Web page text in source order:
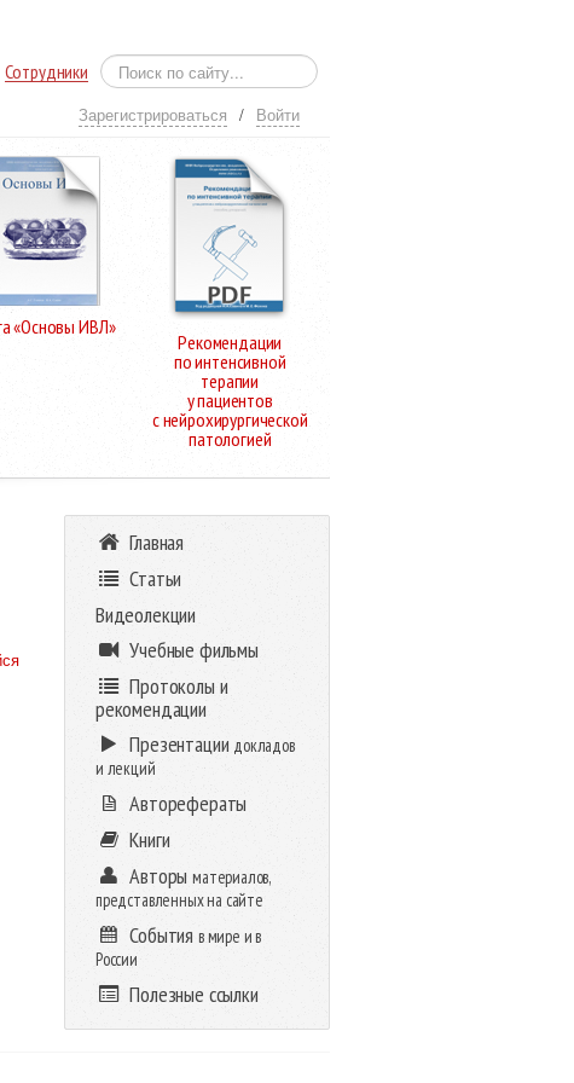
Сотрудники
Зарегистрироваться / Войти
«Основы ИВЛ»
Рекомендации
по интенсивной
терапии
у пациентов
с нейрохирургической
патологией
Главная
Статьи
Видеолекции
Учебные фильмы
Протоколы и
рекомендации
Презентации докладов
и лекций
Авторефераты
Книги
Авторыматериалов,
представленных на сайте
События в мире и в
России
Полезные ссылки